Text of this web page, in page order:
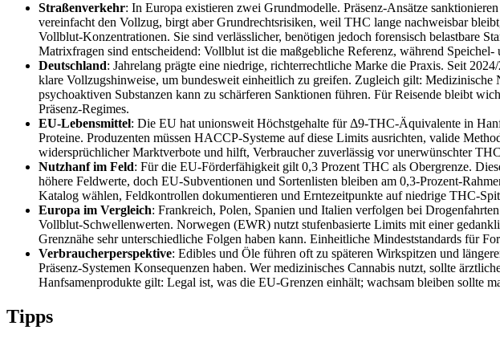
Straßenverkehr: In Europa existieren zwei Grundmodelle. Präsenz‑Ansätze
vereinfacht den Vollzug, birgt aber Grundrechtsrisiken, weil THC lange nachweisbar
Vollblut‑Konzentrationen. Sie sind verlässlicher, benötigen jedoch forensisch belastbare
Matrixfragen sind entscheidend: Vollblut ist die maßgebliche Referenz, während
Deutschland: Jahrelang prägte eine niedrige, richterrechtliche Marke die Praxis. Seit
klare Vollzugshinweise, um bundesweit einheitlich zu greifen. Zugleich gilt:
psychoaktiven Substanzen kann zu schärferen Sanktionen führen. Für Reisende bleibt
Präsenz‑Regimes.
EU‑Lebensmittel: Die EU hat unionsweit Höchstgehalte für Δ9‑THC‑Äquivalente in
Proteine. Produzenten müssen HACCP‑Systeme auf diese Limits ausrichten, valide
widersprüchlicher Marktverbote und hilft, Verbraucher zuverlässig vor unerwünschter
Nutzhanf im Feld: Für die EU‑Förderfähigkeit gilt 0,3 Prozent THC als Obergrenze.
höhere Feldwerte, doch EU‑Subventionen und Sortenlisten bleiben am
Katalog wählen, Feldkontrollen dokumentieren und Erntezeitpunkte auf niedrige
Europa im Vergleich: Frankreich, Polen, Spanien und Italien verfolgen bei
Vollblut‑Schwellenwerten. Norwegen (EWR) nutzt stufenbasierte Limits mit einer
Grenznähe sehr unterschiedliche Folgen haben kann. Einheitliche Mindeststandards für
Verbraucherperspektive: Edibles und Öle führen oft zu späteren Wirkspitzen und
Präsenz‑Systemen Konsequenzen haben. Wer medizinisches Cannabis nutzt, sollte
Hanfsamenprodukte gilt: Legal ist, was die EU‑Grenzen einhält; wachsam bleiben sollte
Tipps